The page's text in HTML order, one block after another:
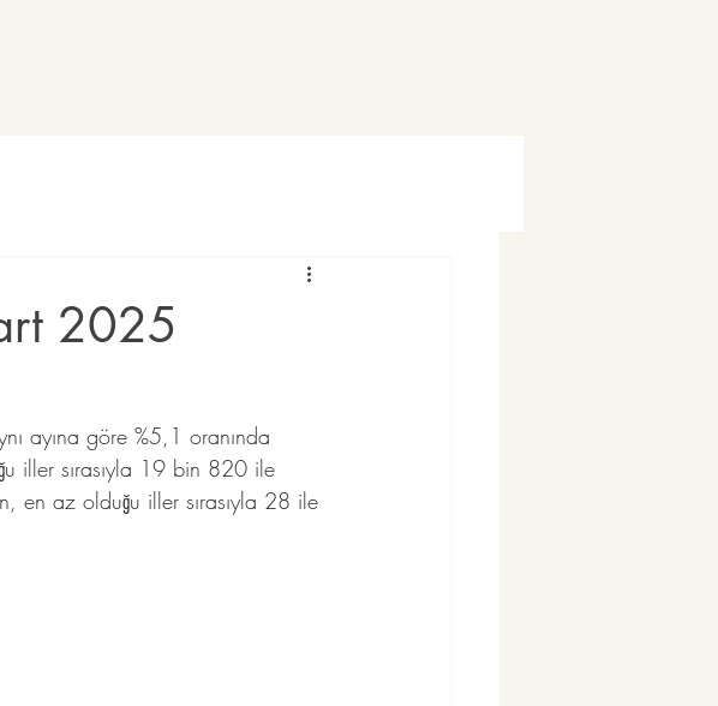
2025
ayına göre %5,1 oranında
iller sırasıyla 19 bin 820 ile
az olduğu iller sırasıyla 28 ile